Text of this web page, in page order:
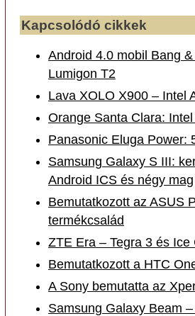
Kapcsolódó cikkek
Android 4.0 mobil Bang
Lumigon T2
Lava XOLO X900 – Intel
Orange Santa Clara:
Panasonic Eluga Power:
Samsung Galaxy S III:
Android ICS és négy mag
Bemutatkozott az ASUS
termékcsalád
ZTE Era – Tegra 3 és
Bemutatkozott a HTC
A Sony bemutatta az
Samsung Galaxy Beam